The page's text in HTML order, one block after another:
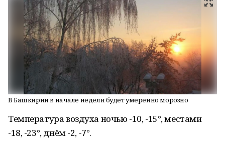
В Башкирии в начале недели будет умеренно морозно
Температура воздуха ночью -10, -15°, местами
-18, -23°, днём -2, -7°.